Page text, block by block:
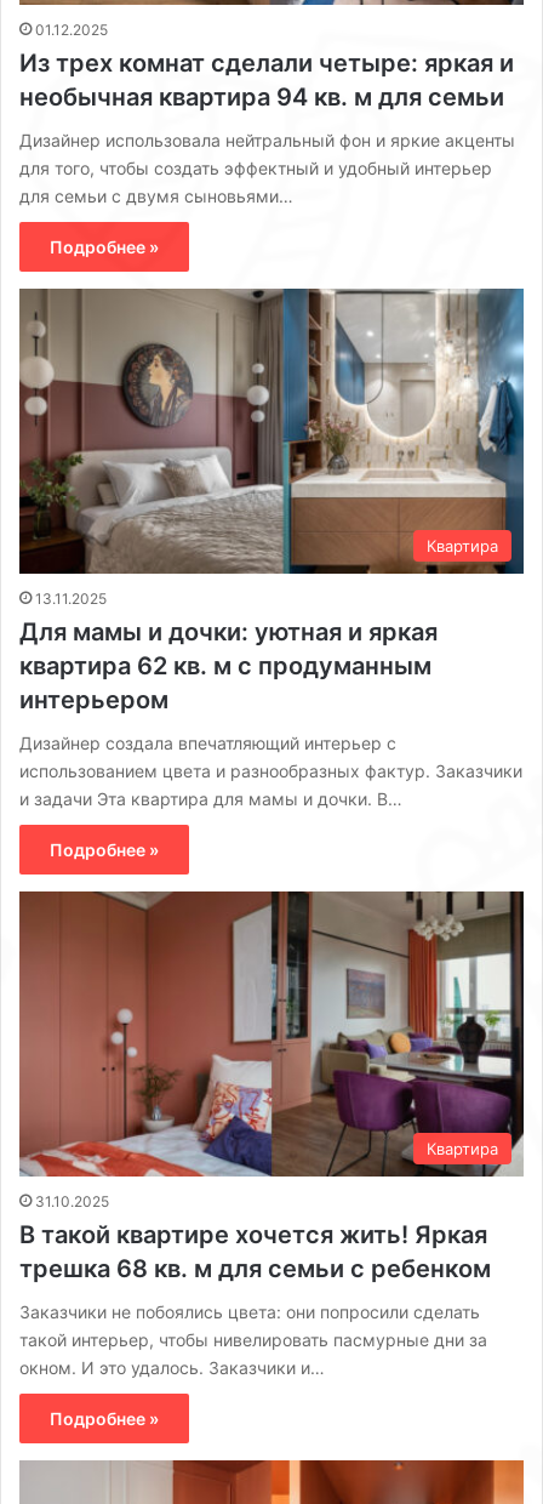
01.12.2025
Из трех комнат сделали четыре: яркая и
необычная квартира 94 кв. м для семьи
Дизайнер использовала нейтральный фон и яркие акценты
для того, чтобы создать эффектный и удобный интерьер
для семьи с двумя сыновьями…
Подробнее »
Квартира
13.11.2025
Для мамы и дочки: уютная и яркая
квартира 62 кв. м с продуманным
интерьером
Дизайнер создала впечатляющий интерьер с
использованием цвета и разнообразных фактур. Заказчики
и задачи Эта квартира для мамы и дочки. В…
Подробнее »
Квартира
31.10.2025
В такой квартире хочется жить! Яркая
трешка 68 кв. м для семьи с ребенком
Заказчики не побоялись цвета: они попросили сделать
такой интерьер, чтобы нивелировать пасмурные дни за
окном. И это удалось. Заказчики и…
Подробнее »